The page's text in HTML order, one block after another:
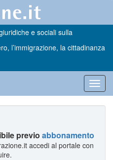
e sociali sulla
l’immigrazione, la cittadinanza
previo abbonamento
accedi al portale con